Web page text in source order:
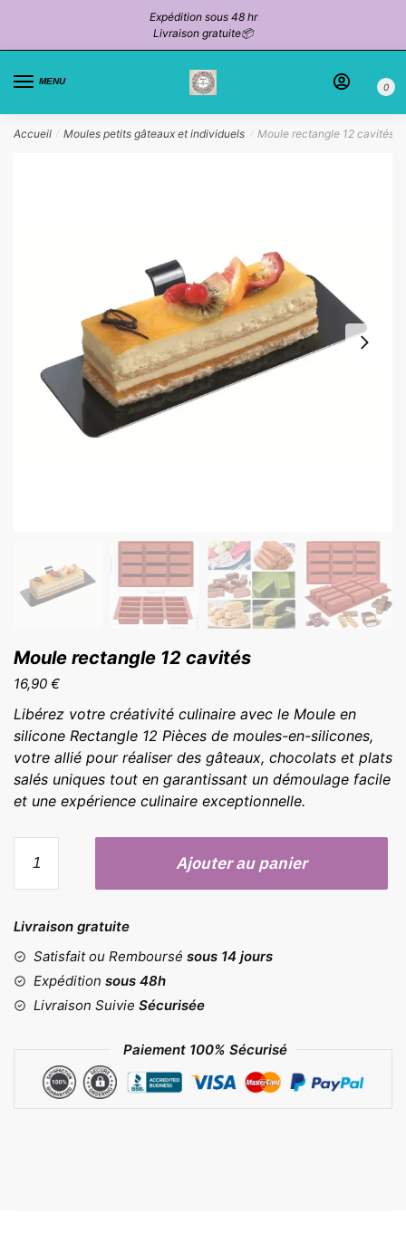
la
navigation
contenu
Expédition sous 48 hr
Livraison gratuite📦
MENU
0
Accueil / Moules petits gâteaux et individuels / Moule rectangle 12 cavités
Moule rectangle 12 cavités
16,90 €
Libérez votre créativité culinaire avec le Moule en
silicone Rectangle 12 Pièces de moules-en-silicones,
votre allié pour réaliser des gâteaux, chocolats et plats
salés uniques tout en garantissant un démoulage facile
et une expérience culinaire exceptionnelle.
Moule
12
cavités
Ajouter au panier
Livraison gratuite
Satisfait ou Remboursé sous 14 jours
Expédition sous 48h
Livraison Suivie Sécurisée
Paiement 100% Sécurisé